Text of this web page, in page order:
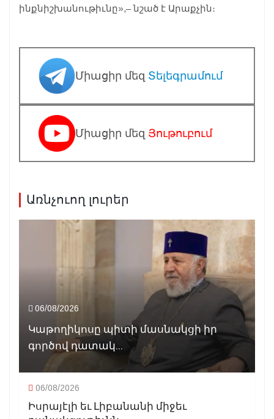
ինքնիշխանութիւնը»,– նշած է Արաքչին։
Միացիր մեզ Տելեգրամում
Միացիր մեզ Յութուբում
Առնչուող լուրեր
06/08/2026
Կաթողիկոսը պիտի մասնակցի իր
գործով դատակ...
06/08/2026
Իսրայէլի եւ Լիբանանի միջեւ